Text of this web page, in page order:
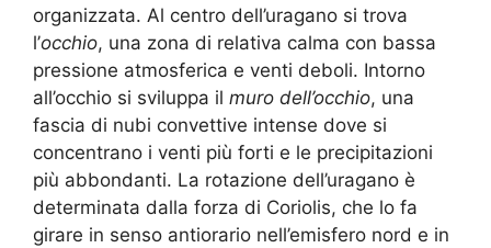
organizzata. Al centro dell’uragano si trova
l’occhio, una zona di relativa calma con bassa
pressione atmosferica e venti deboli. Intorno
all’occhio si sviluppa il muro dell’occhio, una
fascia di nubi convettive intense dove si
concentrano i venti più forti e le precipitazioni
più abbondanti. La rotazione dell’uragano è
determinata dalla forza di Coriolis, che lo fa
girare in senso antiorario nell’emisfero nord e in